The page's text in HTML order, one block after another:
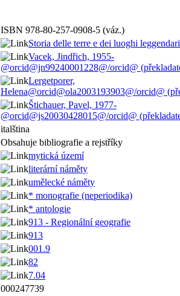
ISBN 978-80-257-0908-5 (váz.)
Storia delle terre e dei luoghi
Vacek, Jindřich, 1955-
@orcid@jn99240001228@/orcid@
Lergetporer,
Helena@orcid@ola2003193903@/orcid@
Štichauer, Pavel, 1977-
@orcid@js20030428015@/orcid@
italština
Obsahuje bibliografie a rejstříky
mytická území
literární náměty
umělecké náměty
* monografie (neperiodika)
* antologie
913 - Regionální geografie
913
001.9
82
7.04
000247739